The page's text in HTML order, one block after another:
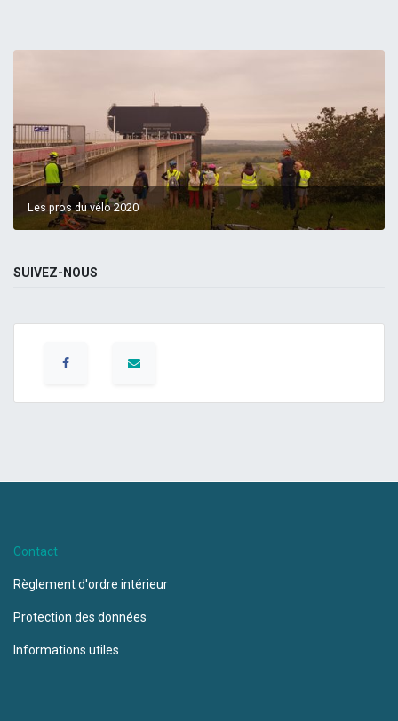
Les pros du vélo 2020
SUIVEZ-NOUS
Contact
Règlement d'ordre intérieur
Protection des données
Informations utiles